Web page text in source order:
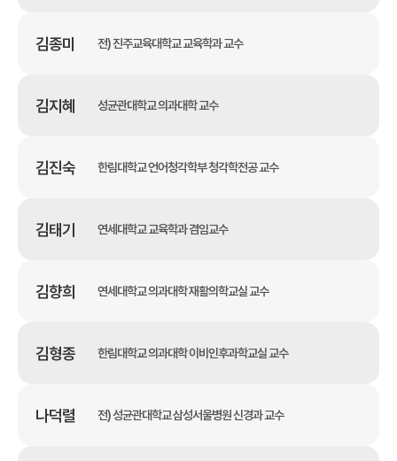
김종미 전) 진주교육대학교 교육학과 교수
김지혜 성균관대학교 의과대학 교수
김진숙 한림대학교 언어청각학부 청각학전공 교수
김태기 연세대학교 교육학과 겸임교수
김향희 연세대학교 의과대학 재활의학교실 교수
김형종 한림대학교 의과대학 이비인후과학교실 교수
나덕렬 전) 성균관대학교 삼성서울병원 신경과 교수